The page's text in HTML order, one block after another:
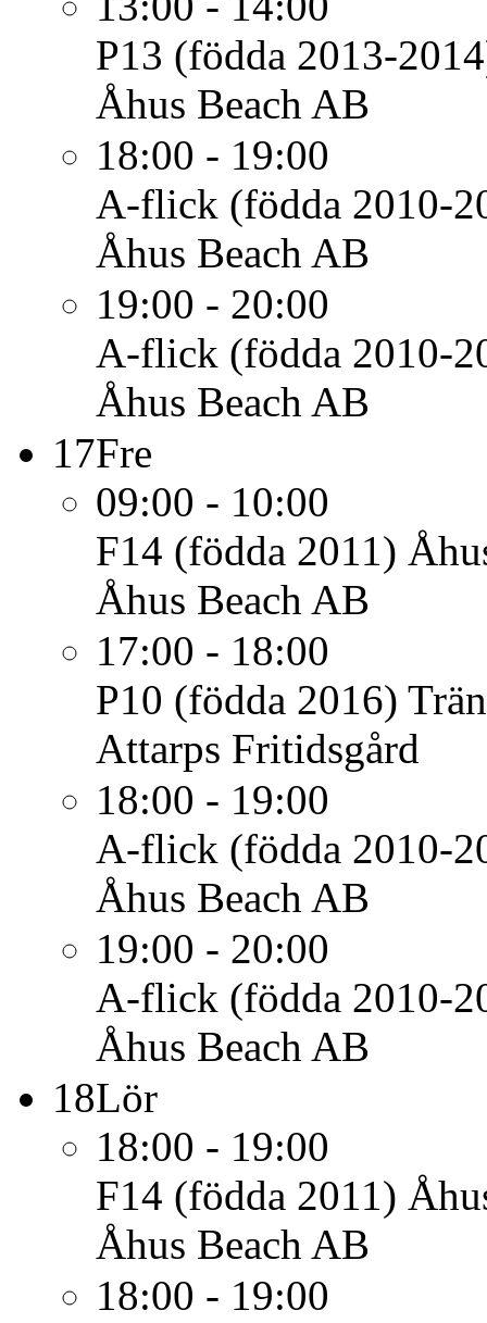
P13 (födda 2013-
Åhus Beach AB
18:00 - 19:00
A-flick (födda 2010-
Åhus Beach AB
19:00 - 20:00
A-flick (födda 2010-
Åhus Beach AB
17Fre
09:00 - 10:00
F14 (födda 2011)
Åhus Beach AB
17:00 - 18:00
P10 (födda 2016)
Attarps Fritidsgård
18:00 - 19:00
A-flick (födda 2010-
Åhus Beach AB
19:00 - 20:00
A-flick (födda 2010-
Åhus Beach AB
18Lör
18:00 - 19:00
F14 (födda 2011)
Åhus Beach AB
18:00 - 19:00